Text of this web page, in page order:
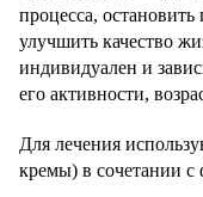
процесса, остановить
улучшить качество
индивидуален и
его активности,
Для лечения
кремы) в сочетании с